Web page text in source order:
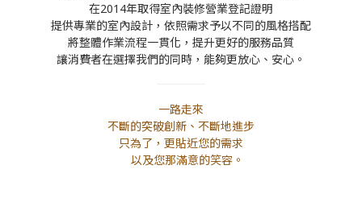
在2014年取得室內裝修營業登記證明
提供專業的室內設計，依照需求予以不同的風格搭配
將整體作業流程一貫化，提升更好的服務品質
讓消費者在選擇我們的同時，能夠更放心、安心。
一路走來
不斷的突破創新、不斷地進步
只為了，更貼近您的需求
以及您那滿意的笑容。